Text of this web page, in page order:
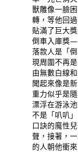
獸雕像一臉
轉，等他回
貼滿了巨大
倒車入庫獎
落款人是「
現周圍不再
由無數白線
聞起來像是
重力似乎是
漂浮在游泳
不是「叭叭
口訣的魔性
聲，接著，
的人朝他衝